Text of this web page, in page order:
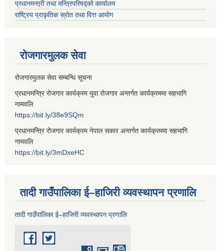
प्रधानमन्त्री तथा मन्त्रिपरिषद्को कार्यालय
राष्ट्रिय प्राकृतिक स्रोत तथा वित्त आयोग
रोजगारमुलक सेवा
रोजगारमुलक सेवा सम्बन्धि सूचना
प्रधानमन्त्रि रोजगार कार्यक्रम युवा रोजगार अन्तर्गत कार्यक्रममा सहभागि
नामवलि
https://bit.ly/38e9SQm
प्रधानमन्त्रि रोजगार कार्यक्रम नेपाल सकार अन्तर्गत कार्यक्रममा सहभागि
नामवलि
https://bit.ly/3mDxeHC
तादी गाउँपालिका ई–हाजिरी व्यवस्थापन प्रणालि
तादी गाउँपालिका ई–हाजिरी व्यवस्थापन प्रणालि